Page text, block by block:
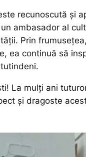
recunoscută și
ambasador al
Prin
ea continuă să
La mulți ani
și dragoste